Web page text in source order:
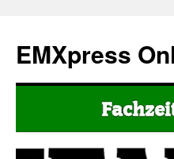
EMXpress